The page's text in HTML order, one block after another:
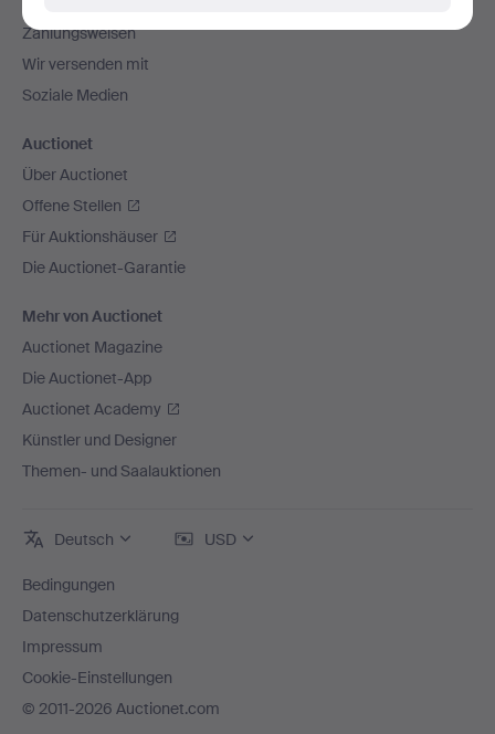
Zahlungsweisen
Wir versenden mit
Soziale Medien
Auctionet
Über Auctionet
Offene Stellen
Für Auktionshäuser
Die Auctionet-Garantie
Mehr von Auctionet
Auctionet Magazine
Die Auctionet-App
Auctionet Academy
Künstler und Designer
Themen- und Saalauktionen
Deutsch USD
Bedingungen
Datenschutzerklärung
Impressum
Cookie-Einstellungen
© 2011-2026 Auctionet.com